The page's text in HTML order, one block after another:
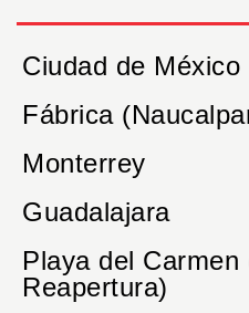
Ciudad de México
Fábrica
Monterrey
Guadalajara
Playa del Carmen
Reapertura)